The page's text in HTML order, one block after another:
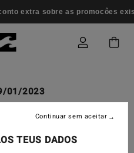
extra sobre as promocôes
01/2023
FEELING |
TEUS DADOS
Continuar sem aceitar